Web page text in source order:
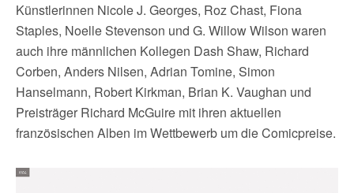
Künstlerinnen Nicole J. Georges, Roz Chast, Fiona
Staples, Noelle Stevenson und G. Willow Wilson waren
auch ihre männlichen Kollegen Dash Shaw, Richard
Corben, Anders Nilsen, Adrian Tomine, Simon
Hanselmann, Robert Kirkman, Brian K. Vaughan und
Preisträger Richard McGuire mit ihren aktuellen
französischen Alben im Wettbewerb um die Comicpreise.